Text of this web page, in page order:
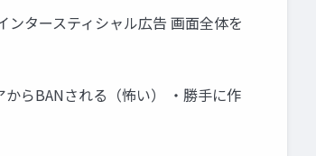
タースティシャル広告 画面全体を
らBANされる（怖い） ・勝手に作